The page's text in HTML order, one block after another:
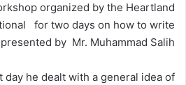
organized by the Heartland
for two days on how to write
by Mr. Muhammad Salih.
day he dealt with a general idea of